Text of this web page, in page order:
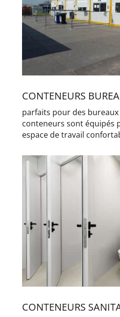
CONTENEURS
parfaits pour des bureaux
conteneurs sont équipés
espace de travail
CONTENEURS